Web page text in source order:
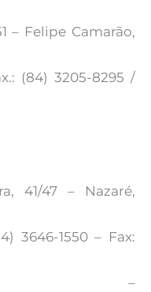
– Felipe Camarão,
(84) 3205-8295 /
41/47 – Nazaré,
3646-1550 – Fax:
–